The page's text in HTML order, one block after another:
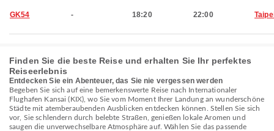
GK54 - 18:20 22:00
Finden Sie die beste Reise und erhalten Sie Ihr perfektes
Reiseerlebnis
Entdecken Sie ein Abenteuer, das Sie nie vergessen werden
Begeben Sie sich auf eine bemerkenswerte Reise nach Internationaler
Flughafen Kansai (KIX), wo Sie vom Moment Ihrer Landung an wunderschöne
Städte mit atemberaubenden Ausblicken entdecken können. Stellen Sie sich
vor, Sie schlendern durch belebte Straßen, genießen lokale Aromen und
saugen die unverwechselbare Atmosphäre auf. Wählen Sie das passende